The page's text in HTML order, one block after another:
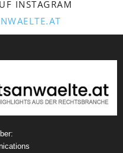
INSTAGRAM